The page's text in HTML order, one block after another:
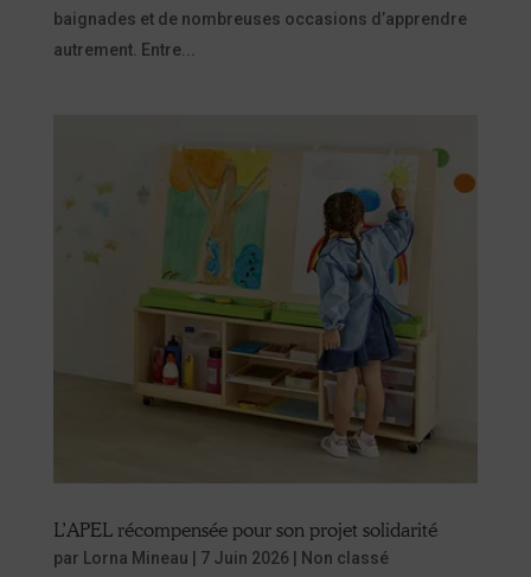
baignades et de nombreuses occasions d’apprendre
autrement. Entre...
L’APEL récompensée pour son projet solidarité
par Lorna Mineau 7 Juin 2026| Non classé